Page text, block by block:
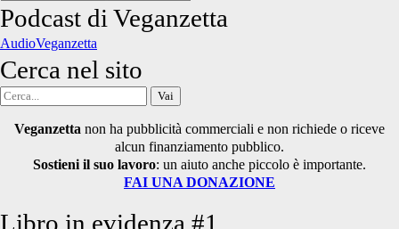
degli
articoli
Podcast di Veganzetta
AudioVeganzetta
Cerca nel sito
Cerca
Veganzetta non ha pubblicità commerciali e non richiede o riceve
alcun finanziamento pubblico.
Sostieni il suo lavoro: un aiuto anche piccolo è importante.
FAI UNA DONAZIONE
Libro in evidenza #1